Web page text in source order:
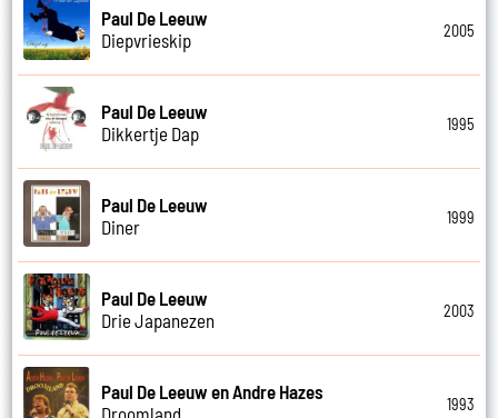
Paul De Leeuw
Diepvrieskip
2005
Paul De Leeuw
Dikkertje Dap
1995
Paul De Leeuw
Diner
1999
Paul De Leeuw
Drie Japanezen
2003
Paul De Leeuw en Andre Hazes
Droomland
1993